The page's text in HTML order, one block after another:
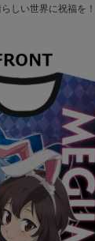
しい世界に祝福を！